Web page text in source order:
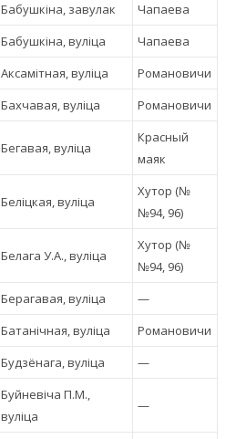
Бабушкіна, завулак
Чапаева
Бабушкіна, вулiца
Чапаева
Аксамітная, вулiца
Романовичи
Бахчавая, вулiца Романовичи
Бегавая, вулiца
Красный
маяк
Беліцкая, вулiца
Хутор (№
№94, 96)
Белага У.А., вулiца
Хутор (№
№94, 96)
Берагавая, вулiца
—
Батанічная, вулiца
Романовичи
Будзёнага, вулiца —
Буйневіча П.М.,
вулiца
—